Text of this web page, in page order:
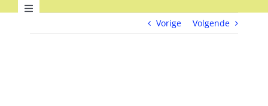
Toggle
Community
Vorige Volgende